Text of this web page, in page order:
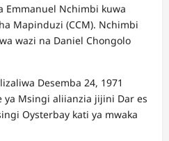
Emmanuel Nchimbi kuwa
Mapinduzi (CCM). Nchimbi
wazi na Daniel Chongolo
Desemba 24, 1971
ya Msingi aliianzia jijini Dar es
Oysterbay kati ya mwaka